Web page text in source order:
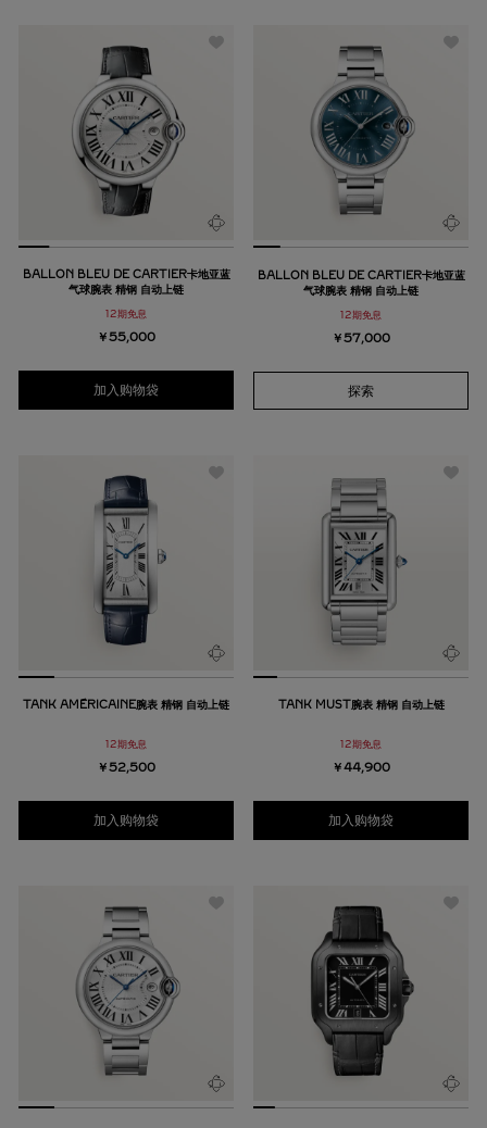
BALLON BLEU DE CARTIER卡地亚蓝
气球腕表 精钢 自动上链
12期免息
￥55,000
加入购物袋
BALLON BLEU DE CARTIER卡地亚蓝
气球腕表 精钢 自动上链
12期免息
￥57,000
探索
TANK AMÉRICAINE腕表 精钢 自动上链
12期免息
￥52,500
加入购物袋
TANK MUST腕表 精钢 自动上链
12期免息
￥44,900
加入购物袋